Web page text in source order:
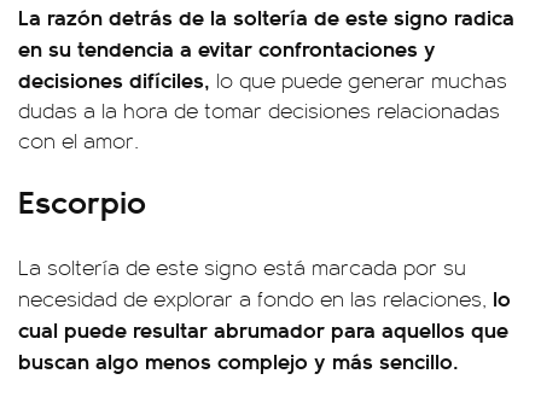
La razón detrás de la soltería de este signo radica
en su tendencia a evitar confrontaciones y
decisiones difíciles, lo que puede generar muchas
dudas a la hora de tomar decisiones relacionadas
con el amor.
Escorpio
La soltería de este signo está marcada por su
necesidad de explorar a fondo en las relaciones, lo
cual puede resultar abrumador para aquellos que
buscan algo menos complejo y más sencillo.